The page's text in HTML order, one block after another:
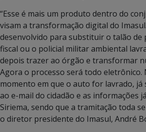
“Esse é mais um produto dentro do
visam a transformação digital do
desenvolvido para substituir o talão de
fiscal ou o policial militar ambiental
depois trazer ao órgão e transformar
Agora o processo será todo eletrônico.
momento em que o auto for lavrado, já
ao e-mail do cidadão e as informações
Siriema, sendo que a tramitação toda
o diretor presidente do Imasul, André